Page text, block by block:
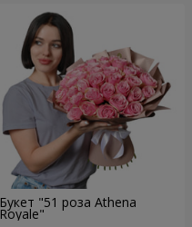
Букет "51 роза Athena
Royale"